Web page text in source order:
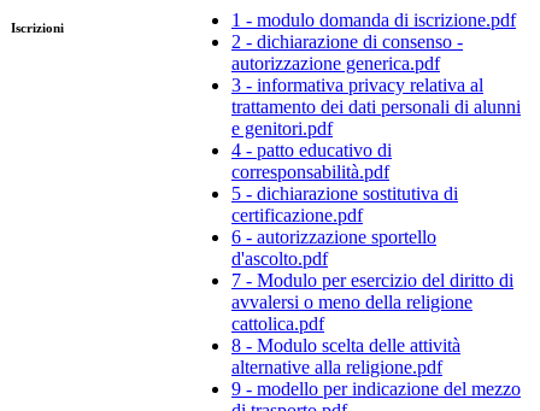
Iscrizioni
1 - modulo domanda di iscrizione.pdf
2 - dichiarazione di consenso -
autorizzazione generica.pdf
3 - informativa privacy relativa al
trattamento dei dati personali di alunni
e genitori.pdf
4 - patto educativo di
corresponsabilità.pdf
5 - dichiarazione sostitutiva di
certificazione.pdf
6 - autorizzazione sportello
d'ascolto.pdf
7 - Modulo per esercizio del diritto di
avvalersi o meno della religione
cattolica.pdf
8 - Modulo scelta delle attività
alternative alla religione.pdf
9 - modello per indicazione del mezzo